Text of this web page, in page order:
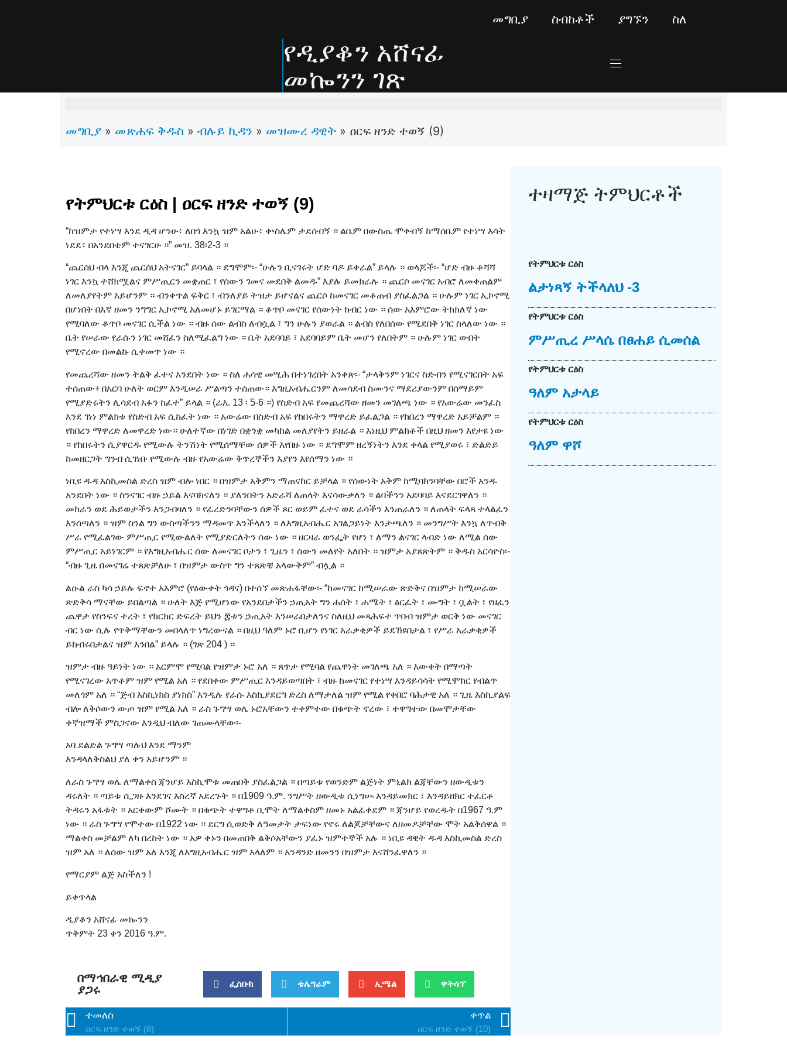
መግቢያ ስብከቶች ያግኙን ስለ
የዲያቆን አሸናፊ
መኰንን ገጽ
መግቢያ » መጽሐፍ ቅዱስ » ብሉይ ኪዳን » መዝሙረ ዳዊት » ዐርፍ ዘንድ ተወኝ (9)
የትምህርቱ ርዕስ | ዐርፍ ዘንድ ተወኝ (9)
“ከዝምታ የተነሣ እንደ ዲዳ ሆንሁ፥ ለበጎ እንኳ ዝም አልሁ፥ ቍስሌም ታደሰብኝ ። ልቤም በውስጤ ሞቀብኝ ከማሰቤም የተነሣ እሳት
ነደደ፥ በአንደበቴም ተናገርሁ ።” መዝ. 38፡2-3 ።
“ጨርሰህ ብላ እንጂ ጨርሰህ አትናገር” ይባላል ። ደግሞም፡- “ሁሉን ቢናገሩት ሆድ ባዶ ይቀራል” ይላሉ ። ወላጆች፡- “ሆድ ብዙ ቆሻሻ
ነገር እንኳ ተሸክሟልና ምሥጢርን መቋጠር ፣ የሰውን ገመና መደበቅ ልመዱ” እያሉ ይመክራሉ ። ጨርሶ መናገር አብሮ ለመቀጠልም
ለመለያየትም አይሆንም ። ብንቀጥል ፍቅር ፣ ብንለያይ ትዝታ ይሆናልና ጨርሶ ከመናገር መቆጠብ ያስፈልጋል ። ሁሉም ነገር ኢኮኖሚ
በሆነበት በእኛ ዘመን ንግግር ኢኮኖሚ አለመሆኑ ይገርማል ። ቆጥቦ መናገር የሰውነት ክብር ነው ። ሰው አእምሮው ትክክለኛ ነው
የሚባለው ቆጥቦ መናገር ሲችል ነው ። ብዙ ሰው ልብስ ለብሷል ፣ ግን ሁሉን ያወራል ። ልብስ የለበሰው የሚደበቅ ነገር ስላለው ነው ።
ቤት የሠራው የራሱን ነገር መሸፈን ስለሚፈልግ ነው ። ቤት አደባባይ ፣ አደባባይም ቤት መሆን የለበትም ። ሁሉም ነገር ውበት
የሚኖረው በመልኩ ሲቀመጥ ነው ።
የመጨረሻው ዘመን ትልቅ ፈተና አንደበት ነው ። ስለ ሐሳዊ መሢሕ በተነገረበት አንቀጽ፡- “ታላቅንም ነገርና ስድብን የሚናገርበት አፍ
ተሰጠው፥ በአርባ ሁለት ወርም እንዲሠራ ሥልጣን ተሰጠው። እግዚአብሔርንም ለመሳደብ ስሙንና ማደሪያውንም በሰማይም
የሚያድሩትን ሊሳደብ አፉን ከፈተ” ይላል ። (ራእ. 13 ፡ 5-6 ።) የስድብ አፍ የመጨረሻው ዘመን መገለጫ ነው ። የአውሬው መንፈስ
እንደ ገነነ ምልክቱ የስድብ አፍ ሲከፈት ነው ። አውሬው በስድብ አፍ የከበሩትን ማዋረድ ይፈልጋል ። የከበረን ማዋረድ አይቻልም ።
የከበረን ማዋረድ ለመዋረድ ነው። ሁለተኛው በነገድ በቋንቋ መካከል መለያየትን ይዘራል ። እነዚህ ምልክቶች በዚህ ዘመን እየታዩ ነው
። የከበሩትን ሲያዋርዱ የሚውሉ ትንሽነት የሚሰማቸው ሰዎች እየበዙ ነው ። ደግሞም ዘረኝነትን እንደ ቀላል የሚያወሩ ፣ ድልድይ
ከመዘርጋት ግንብ ሲገነቡ የሚውሉ ብዙ የአውሬው ቅጥረኞችን እያየን እየሰማን ነው ።
ነቢዩ ዱዳ እስኪመስል ድረስ ዝም ብሎ ነበር ። በዝምታ አቅምን ማጠናከር ይቻላል ። የሰውነት አቅም ከሚባክንባቸው በሮች አንዱ
አንደበት ነው ። ስንናገር ብዙ ኃይል እናባክናለን ። ያለንበትን አድራሻ ለጠላት እናሳውቃለን ። ልባችንን አደባባይ እናደርገዋለን ።
መከራን ወደ ሕይወታችን እንጋብዛለን ። የፈረድንባቸውን ሰዎች ጾር ወይም ፈተና ወደ ራሳችን እንጠራለን ። ለጠላት ፍላጻ ተላልፈን
እንሰጣለን ። ዝም ስንል ግን ውስጣችንን ማዳመጥ እንችላለን ። ለእግዚአብሔር አገልጋይነት እንታጫለን ። መንግሥት እንኳ ለጥብቅ
ሥራ የሚፈልገው ምሥጢር የሚውልለት የሚያድርለትን ሰው ነው ። ዘርዛራ ወንፌት የሆነ ፣ ለማን ልናገር ላብድ ነው ለሚል ሰው
ምሥጢር አይነገርም ። የእግዚአብሔር ሰው ለመናገር ቦታን ፣ ጊዜን ፣ ሰውን መለየት አለበት ። ዝምታ አያጸጽትም ። ቅዱስ አርሳዮስ፡-
“ብዙ ጊዜ በመናገሬ ተጸጽቻለሁ ፣ በዝምታ ውስጥ ግን ተጸጽቼ አላውቅም” ብሏል ።
ልዑል ራስ ካሳ ኃይሉ ፍኖተ አእምሮ (የዕውቀት ጎዳና) በተሰኘ መጽሐፋቸው፡- “ከመናገር ከሚሠራው ጽድቅና በዝምታ ከሚሠራው
ጽድቅሳ ማናቸው ይበልጣል ። ሁለት እጅ የሚሆነው የአንደበታችን ኃጢአት ግን ሐሰት ፣ ሐሜት ፣ ፅርፈት ፣ ሙግት ፣ ቧልት ፣ የዘፈን
ጨዋታ የስንፍና ተረት ፣ የክርክር ድፍረት ይህን ፰ቱን ኃጢአት እንሠራበታለንና ስለዚህ መጻሕፍተ ጥበብ ዝምታ ወርቅ ነው መናገር
ብር ነው ሲሉ የጥቅማቸውን መበላለጥ ነግረውናል ። በዚህ ዓለም ኑሮ ቢሆን የነገር አራቃቂዎች ይደኸዩበታል ፣ የሥራ አራቃቂዎች
ይከብሩበታልና ዝም እንበል” ይላሉ ። (ገጽ 204 ) ።
ዝምታ ብዙ ዓይነት ነው ። አርምሞ የሚባል የዝምታ ኑሮ አለ ። ጸጥታ የሚባል የጨዋነት መገለጫ አለ ። እውቀት በማጣት
የሚናገረው አጥቶም ዝም የሚል አለ ። የደበቀው ምሥጢር እንዳይወጣበት ፣ ብዙ ከመናገር የተነሣ እንዳይሳሳት የሚሞክር የብልጥ
መለጎም አለ ። “ጅብ እስኪነክስ ያነክስ” እንዲሉ የራሱ እስኪያደርግ ድረስ ለማታለል ዝም የሚል የቀበሮ ባሕታዊ አለ ። ጊዜ እስኪያልፍ
ብሎ ለቅሶውን ውጦ ዝም የሚል አለ ። ራስ ጉግሣ ወሌ ኑሮአቸውን ተቀምተው በቁጭት ኖረው ፣ ተዋግተው በመሞታቸው
ቀኛዝማች ምስጋናው እንዲህ ብለው ገጠሙላቸው፡-
አባ ደልድል ጉግሣ ጣሉህ እንደ ማንም
እንዳላለቅስልህ ያለ ቀን አይሆንም ።
ለራስ ጉግሣ ወሌ ለማልቀስ ጃንሆይ እስኪሞቱ መጠበቅ ያስፈልጋል ። በጣይቱ የወንድም ልጅነት ምኒልክ ልጃቸውን ዘውዲቱን
ዳሩለት ። ጣይቱ ሲጋዙ እንደገና እስረኛ አደረጉት ። በ1909 ዓ.ም. ንግሥት ዘውዲቱ ሲነግሡ እንዳይመክር ፣ እንዳይዘክር ተፈርቶ
ትዳሩን አፋቱት ። አርቀውም ሾሙት ። በቁጭት ተዋግቶ ቢሞት ለማልቀስም ዘመኑ አልፈቀደም ። ጃንሆይ የወረዱት በ1967 ዓ.ም
ነው ። ራስ ጉግሣ የሞተው በ1922 ነው ። ደርግ ሲወድቅ ለዓመታት ታፍነው የኖሩ ለልጆቻቸውና ለዘመዶቻቸው ሞት አልቅሰዋል ።
ማልቀስ መቻልም ለካ በረከት ነው ። አዎ ቀኑን በመጠበቅ ልቅሶአቸውን ያፈኑ ዝምተኞች አሉ ። ነቢዩ ዳዊት ዱዳ እስኪመስል ድረስ
ዝም አለ ። ለሰው ዝም አለ እንጂ ለእግዚአብሔር ዝም አላለም ። አንዳንድ ዘመንን በዝምታ እናሸንፈዋለን ።
የማርያም ልጅ አስችለን !
ይቀጥላል
ዲያቆን አሸናፊ መኰንን
ጥቅምት 23 ቀን 2016 ዓ.ም.
በማኅበራዊ ሚዲያ
ያጋሩ
ፌስቡክ ቴሌግራም ኢሜል ዋትሳፕ
ተመለስ
ዐርፍ ዘንድ ተወኝ (8)
ቀጥል
ዐርፍ ዘንድ ተወኝ (10)
ተዛማጅ ትምህርቶች
የትምህርቱ ርዕስ
ልታነጻኝ ትችላለህ -3
የትምህርቱ ርዕስ
ምሥጢረ ሥላሴ በፀሐይ ሲመሰል
የትምህርቱ ርዕስ
ዓለም አታላይ
የትምህርቱ ርዕስ
ዓለም ዋሾ